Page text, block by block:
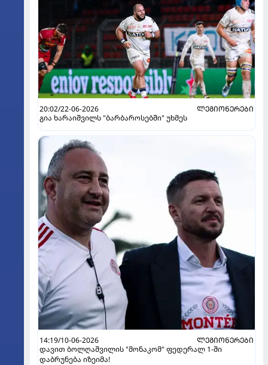
20:02/22-06-2026
ᲚᲔᲒᲘᲝᲜᲔᲠᲔᲑᲘ
გია ხარაიშვილს "ბარბაროსებში" უხმეს
14:19/10-06-2026
ᲚᲔᲒᲘᲝᲜᲔᲠᲔᲑᲘ
დავით ბოლღაშვილის "მონაკომ" ფედერალ 1-ში
დაბრუნება იზეიმა!